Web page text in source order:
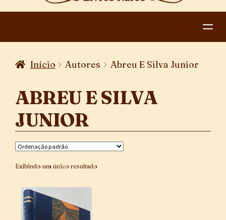
DESCENDENTE
PAGAMENTO E ENTREGA
Início Autores Abreu E Silva Junior
ABREU E SILVA
JUNIOR
Exibindo um único resultado